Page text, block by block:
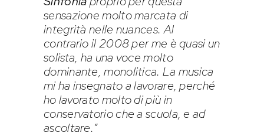
sensazione molto marcata di
integrità nelle nuances. Al
contrario il 2008 per me è quasi un
solista, ha una voce molto
dominante, monolitica. La musica
mi ha insegnato a lavorare, perché
ho lavorato molto di più in
conservatorio che a scuola, e ad
ascoltare.”